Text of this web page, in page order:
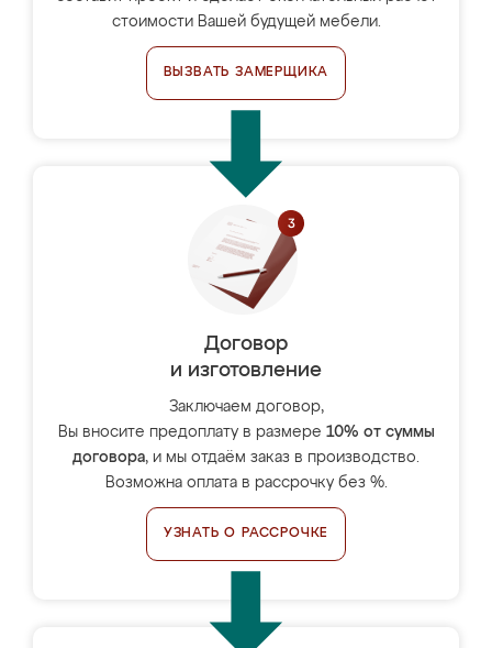
стоимости Вашей будущей мебели.
ВЫЗВАТЬ ЗАМЕРЩИКА
Договор
и изготовление
Заключаем договор,
Вы вносите предоплату в размере 10% от суммы
договора, и мы отдаём заказ в производство.
Возможна оплата в рассрочку без %.
УЗНАТЬ О РАССРОЧКЕ